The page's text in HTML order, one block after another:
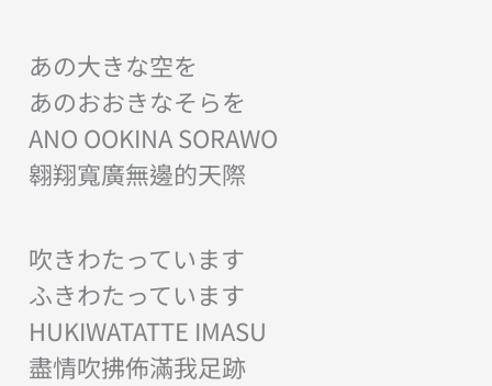
あの大きな空を
あのおおきなそらを
ANO OOKINA SORAWO
翱翔寬廣無邊的天際
吹きわたっています
ふきわたっています
HUKIWATATTE IMASU
盡情吹拂佈滿我足跡